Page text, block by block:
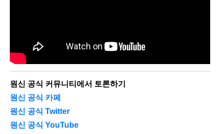
원신 공식 커뮤니티에서 토론하기
원신 공식 카페
원신 공식 Twitter
원신 공식 YouTube